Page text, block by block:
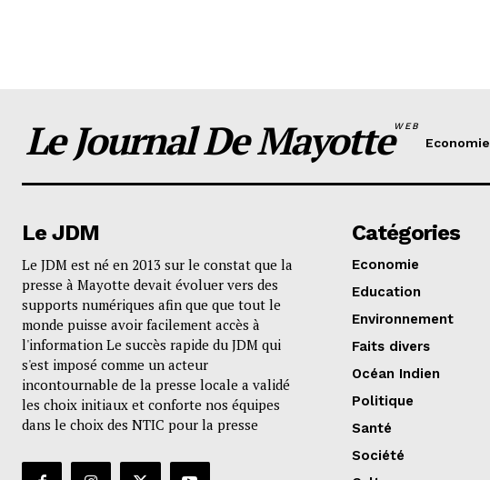
Le Journal De MayotteWEB
Economie
Le JDM
Le JDM est né en 2013 sur le constat que la
presse à Mayotte devait évoluer vers des
supports numériques afin que que tout le
monde puisse avoir facilement accès à
l'information Le succès rapide du JDM qui
s'est imposé comme un acteur
incontournable de la presse locale a validé
les choix initiaux et conforte nos équipes
dans le choix des NTIC pour la presse
Catégories
Economie
Education
Environnement
Faits divers
Océan Indien
Politique
Santé
Société